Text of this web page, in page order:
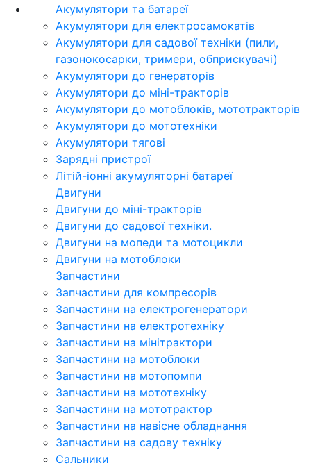
Акумулятори та батареї
Акумулятори для електросамокатів
Акумулятори для садової техніки (пили,
газонокосарки, тримери, обприскувачі)
Акумулятори до генераторів
Акумулятори до міні-тракторів
Акумулятори до мотоблоків, мототракторів
Акумулятори до мототехніки
Акумулятори тягові
Зарядні пристрої
Літій-іонні акумуляторні батареї
Двигуни
Двигуни до міні-тракторів
Двигуни до садової техніки.
Двигуни на мопеди та мотоцикли
Двигуни на мотоблоки
Запчастини
Запчастини для компресорів
Запчастини на електрогенератори
Запчастини на електротехніку
Запчастини на мінітрактори
Запчастини на мотоблоки
Запчастини на мотопомпи
Запчастини на мототехніку
Запчастини на мототрактор
Запчастини на навісне обладнання
Запчастини на садову техніку
Сальники